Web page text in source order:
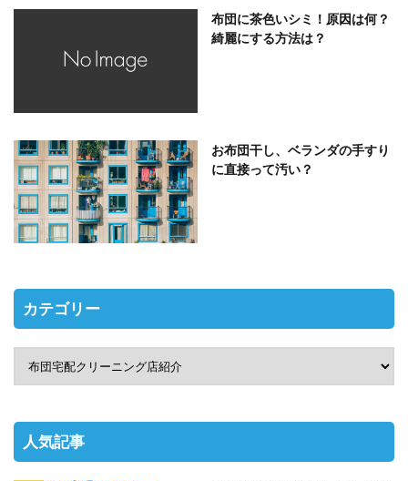
布団に茶色いシミ！原因は何？
綺麗にする方法は？
お布団干し、ベランダの手すり
に直接って汚い？
カテゴリー
人気記事